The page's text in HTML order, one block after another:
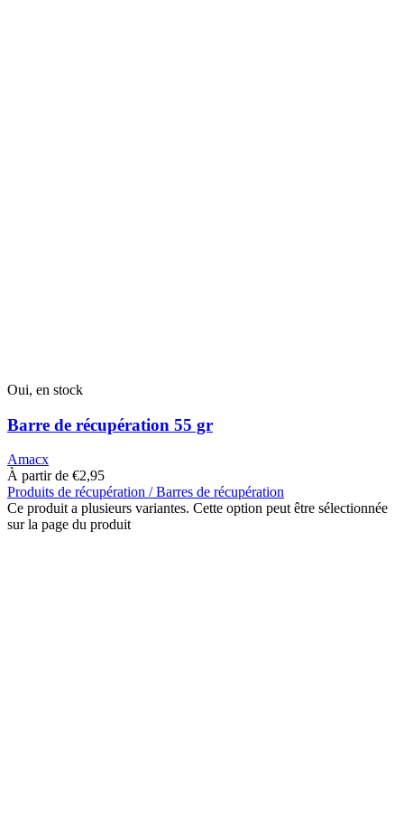
Oui, en stock
Barre de récupération 55 gr
Amacx
À partir de €2,95
Produits de récupération / Barres de récupération
Ce produit a plusieurs variantes. Cette option peut être sélectionnée
sur la page du produit